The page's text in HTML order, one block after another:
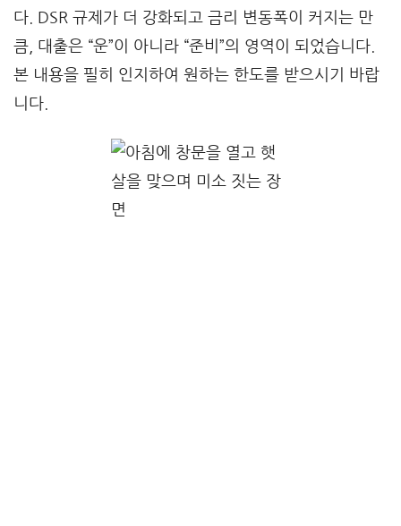
다. DSR 규제가 더 강화되고 금리 변동폭이 커지는 만
큼, 대출은 “운”이 아니라 “준비”의 영역이 되었습니다.
본 내용을 필히 인지하여 원하는 한도를 받으시기 바랍
니다.